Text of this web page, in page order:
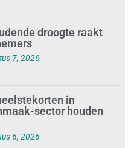
droogte raakt
7, 2026
in
sector houden
6, 2026